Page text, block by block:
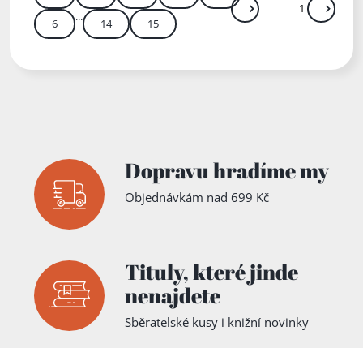
6 ... 14 15 Další Přejít
Dopravu hradíme my
Objednávkám nad 699 Kč
Tituly,které jinde
nenajdete
Sběratelské kusy i knižní novinky